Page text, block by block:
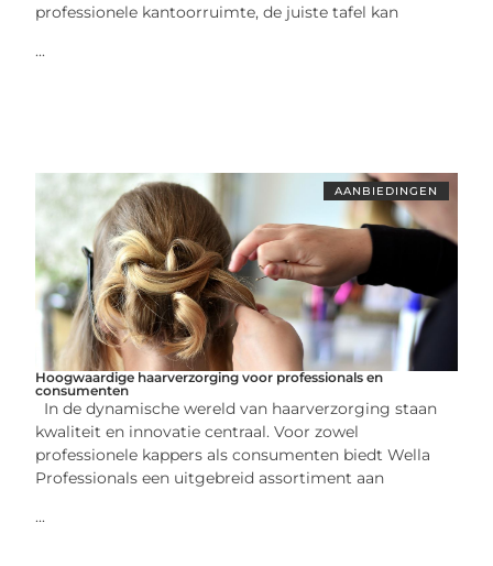
professionele kantoorruimte, de juiste tafel kan
...
AANBIEDINGEN
Hoogwaardige haarverzorging voor professionals en
consumenten
In de dynamische wereld van haarverzorging staan
kwaliteit en innovatie centraal. Voor zowel
professionele kappers als consumenten biedt Wella
Professionals een uitgebreid assortiment aan
...